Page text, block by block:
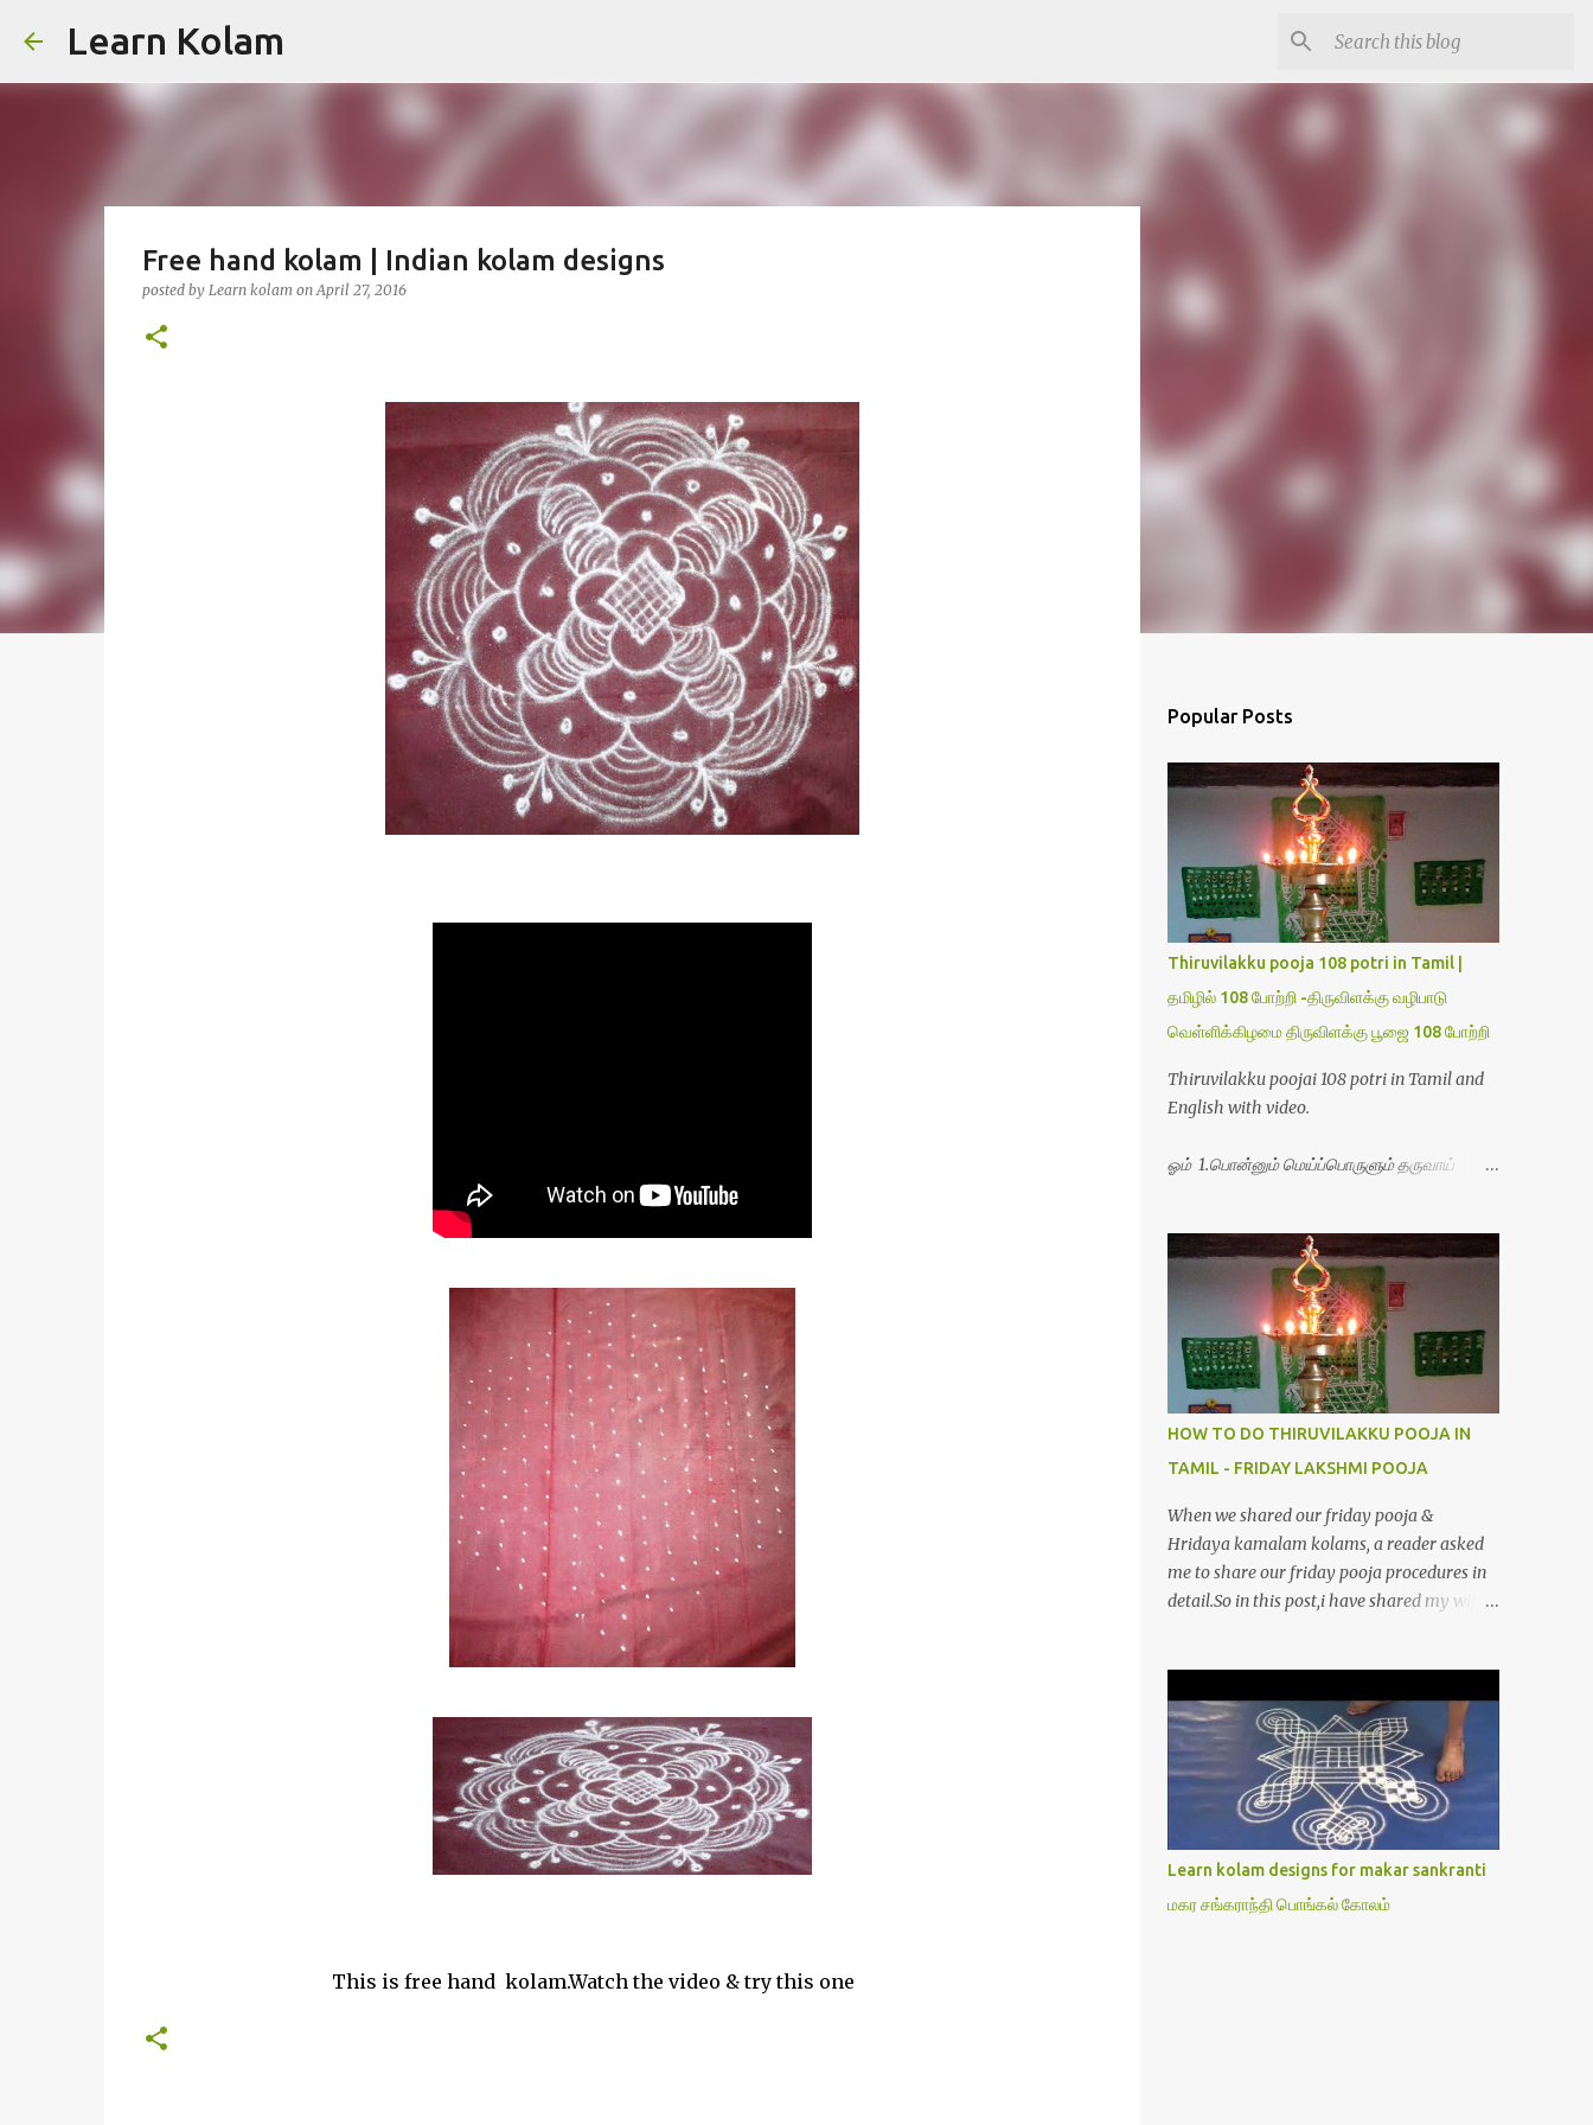
Learn Kolam
Free hand kolam | Indian kolam designs
posted by Learn kolam onApril 27, 2016
This is free hand kolam.Watch the video & try this one
Popular Posts
Thiruvilakku pooja 108 potri in Tamil |
தமிழில் 108 போற்றி -திருவிளக்கு வழிபாடு
வெள்ளிக்கிழமை திருவிளக்கு பூஜை 108 போற்றி
Thiruvilakku poojai 108 potri in Tamil and
English with video.
ஓம் 1.பொன்னும் மெய்ப்பொருளும் தருவாய்
4.மூவுலகும் நிறைந்திருந்தாய் போற்றி 5.வரம்பில்
இன்பமாய் வளர்ந்திருந்தாய் போற்றி
6.இயற்கையாய் அறிவொளி ஆனாய் போற்றி
7.ஈரேழுலகம் ஈன்றாய் போற்றி 8.பிறர்வயமாகா
பெரியோய் போற்றி 9.பேரின்பப் பெருக்காய்
பொலிந்தாய் போற்றி 10.பேரருட்கடலாம் பேரரு...
HOW TO DO THIRUVILAKKU POOJA IN
TAMIL - FRIDAY LAKSHMI POOJA
When we shared our friday pooja &
Hridaya kamalam kolams, a reader asked
me to share our friday pooja procedures in
detail.So in this post,i have shared my wife’s
procedure for more than 40 years in our
house each Friday.Now my daughter-in-law
is also performing the same.In this post,i
have written how to make Lakshmi poojai
with Thiruvilakku poojai
kolam,Hridayakamalam kolam and
thiruvilakku pooja stotram/slokas along
with 108 potri in tamil. i.e Archanai slokam
Learn kolam designs for makar sankranti
மகர சங்கராந்தி பொங்கல் கோலம்